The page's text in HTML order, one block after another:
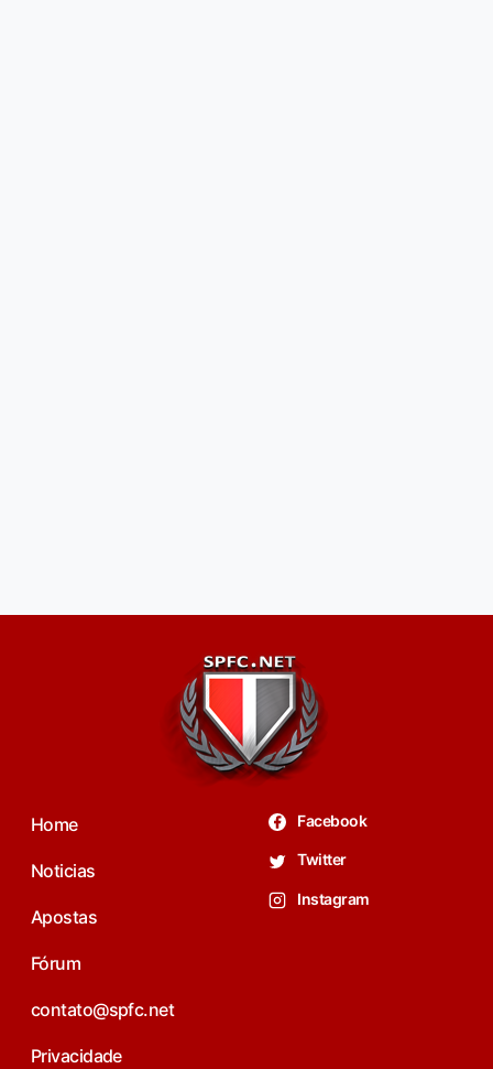
Home
Noticias
Apostas
Fórum
contato@spfc.net
Privacidade
Facebook
Twitter
Instagram